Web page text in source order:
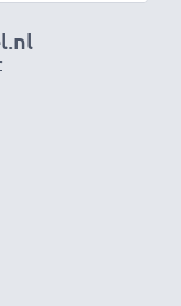
het eerste
en
slimme,
Bestel